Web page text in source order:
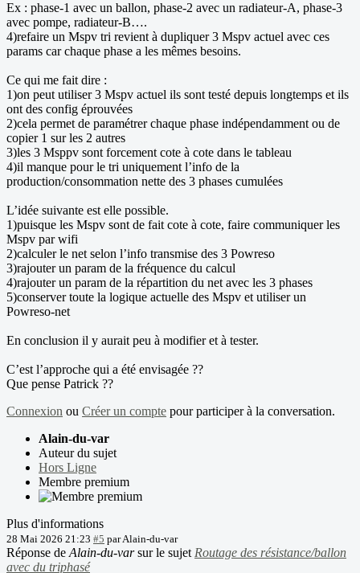
Ex : phase-1 avec un ballon, phase-2 avec un radiateur-A, phase-3
avec pompe, radiateur-B….
4)refaire un Mspv tri revient à dupliquer 3 Mspv actuel avec ces
params car chaque phase a les mêmes besoins.
Ce qui me fait dire :
1)on peut utiliser 3 Mspv actuel ils sont testé depuis longtemps et ils
ont des config éprouvées
2)cela permet de paramétrer chaque phase indépendamment ou de
copier 1 sur les 2 autres
3)les 3 Msppv sont forcement cote à cote dans le tableau
4)il manque pour le tri uniquement l’info de la
production/consommation nette des 3 phases cumulées
L’idée suivante est elle possible.
1)puisque les Mspv sont de fait cote à cote, faire communiquer les
Mspv par wifi
2)calculer le net selon l’info transmise des 3 Powreso
3)rajouter un param de la fréquence du calcul
4)rajouter un param de la répartition du net avec les 3 phases
5)conserver toute la logique actuelle des Mspv et utiliser un
Powreso-net
En conclusion il y aurait peu à modifier et à tester.
C’est l’approche qui a été envisagée ??
Que pense Patrick ??
Connexion ou Créer un compte pour participer à la conversation.
Alain-du-var
Auteur du sujet
Hors Ligne
Membre premium
Plus d'informations
28 Mai 2026 21:23 #5 parAlain-du-var
Réponse de Alain-du-varsur le sujet Routage des résistance/ballon
avec du triphasé